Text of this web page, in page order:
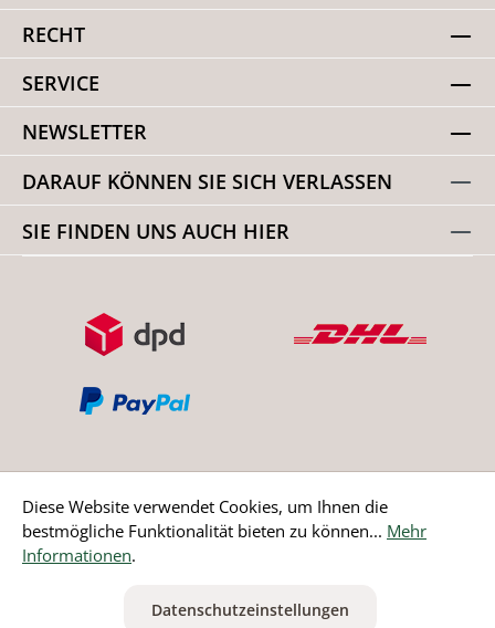
RECHT
SERVICE
NEWSLETTER
DARAUF KÖNNEN SIE SICH VERLASSEN
SIE FINDEN UNS AUCH HIER
Bestellung widerrufen
ausgenommen Nicht EU-Länder
Diese Website verwendet Cookies, um Ihnen die
bestmögliche Funktionalität bieten zu können... Mehr
Informationen.
Datenschutzeinstellungen